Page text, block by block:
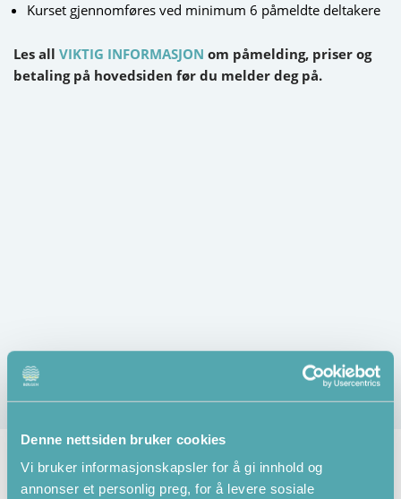
Denne nettsiden bruker cookies
Vi bruker informasjonskapsler for å gi innhold og
annonser et personlig preg, for å levere sosiale
Kurset gjennomføres ved minimum 6 påmeldte deltakere
Les all VIKTIG INFORMASJON om påmelding, priser og
betaling på hovedsiden før du melder deg på.
Påmelding
livredningsklubben